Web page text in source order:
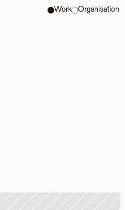
Work Organisation